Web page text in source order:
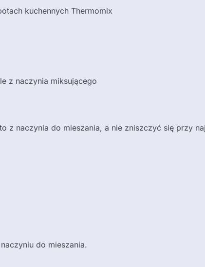
kuchennych Thermomix
z naczynia miksującego
z naczynia do mieszania, a nie zniszczyć się przy
do mieszania.